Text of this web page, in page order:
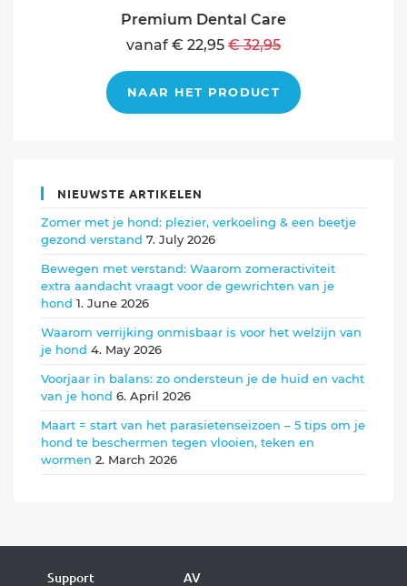
Premium Dental Care
vanaf € 22,95 € 32,95
NAAR HET PRODUCT
NIEUWSTE ARTIKELEN
Zomer met je hond: plezier, verkoeling & een beetje
gezond verstand 7. July 2026
Bewegen met verstand: Waarom zomeractiviteit
extra aandacht vraagt voor de gewrichten van je
hond 1. June 2026
Waarom verrijking onmisbaar is voor het welzijn van
je hond 4. May 2026
Voorjaar in balans: zo ondersteun je de huid en vacht
van je hond 6. April 2026
Maart = start van het parasietenseizoen – 5 tips om je
hond te beschermen tegen vlooien, teken en
wormen 2. March 2026
Support AV